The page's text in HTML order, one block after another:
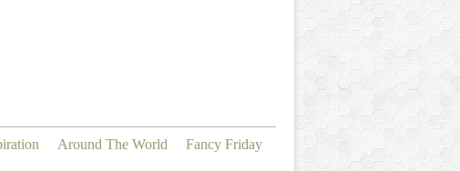
Around The World Fancy Friday